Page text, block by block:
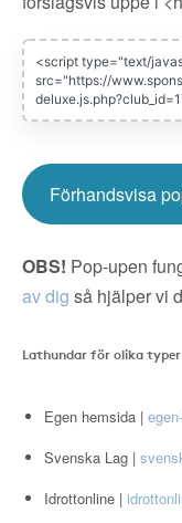
Förhandsvisa
OBS! Pop-upen
av dig så hjälper vi
Lathundar för olika
Egen hemsida |
Svenska Lag |
Idrottonline |